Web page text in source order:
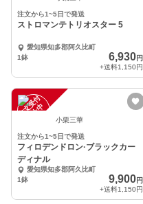
注文から1~5日で発送
ストロマンテトリオスター 5
愛知県知多郡阿久比町
1鉢
6,930円
+送料1,150円
注
文
受
付
停
止
中 小栗三華
注文から1~5日で発送
フィロデンドロン·ブラックカー
ディナル
愛知県知多郡阿久比町
1鉢
9,900円
+送料1,150円